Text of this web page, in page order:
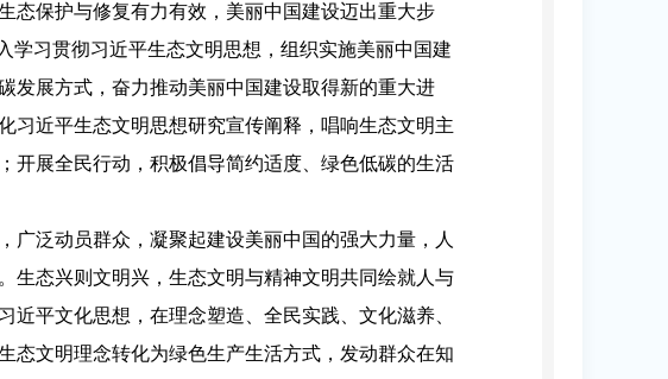
态保护与修复有力有效，美丽中国建设迈出重大步
学习贯彻习近平生态文明思想，组织实施美丽中国建
发展方式，奋力推动美丽中国建设取得新的重大进
习近平生态文明思想研究宣传阐释，唱响生态文明主
开展全民行动，积极倡导简约适度、绿色低碳的生活
泛动员群众，凝聚起建设美丽中国的强大力量，人
生态兴则文明兴，生态文明与精神文明共同绘就人与
平文化思想，在理念塑造、全民实践、文化滋养、
态文明理念转化为绿色生产生活方式，发动群众在知